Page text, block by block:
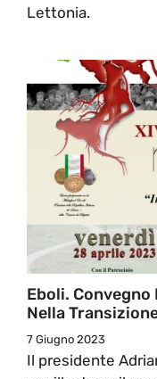
Lettonia.
Eboli.
Nella
7 Giugno 2023
Il presidente